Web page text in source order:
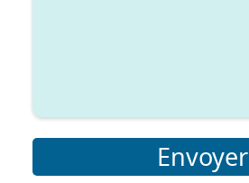
Envoyer